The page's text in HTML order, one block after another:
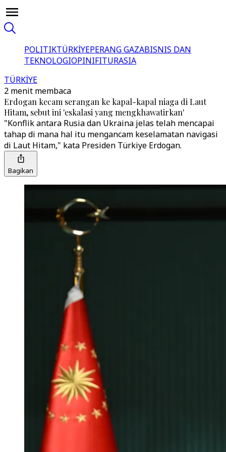
POLITIKTÜRKİYEPERANG GAZABISNIS DAN
TEKNOLOGIOPINIFITURASIA
TÜRKİYE
2 menit membaca
Erdogan kecam serangan ke kapal-kapal niaga di Laut
Hitam, sebut ini 'eskalasi yang mengkhawatirkan'
"Konflik antara Rusia dan Ukraina jelas telah mencapai
tahap di mana hal itu mengancam keselamatan navigasi
di Laut Hitam," kata Presiden Türkiye Erdogan.
Bagikan